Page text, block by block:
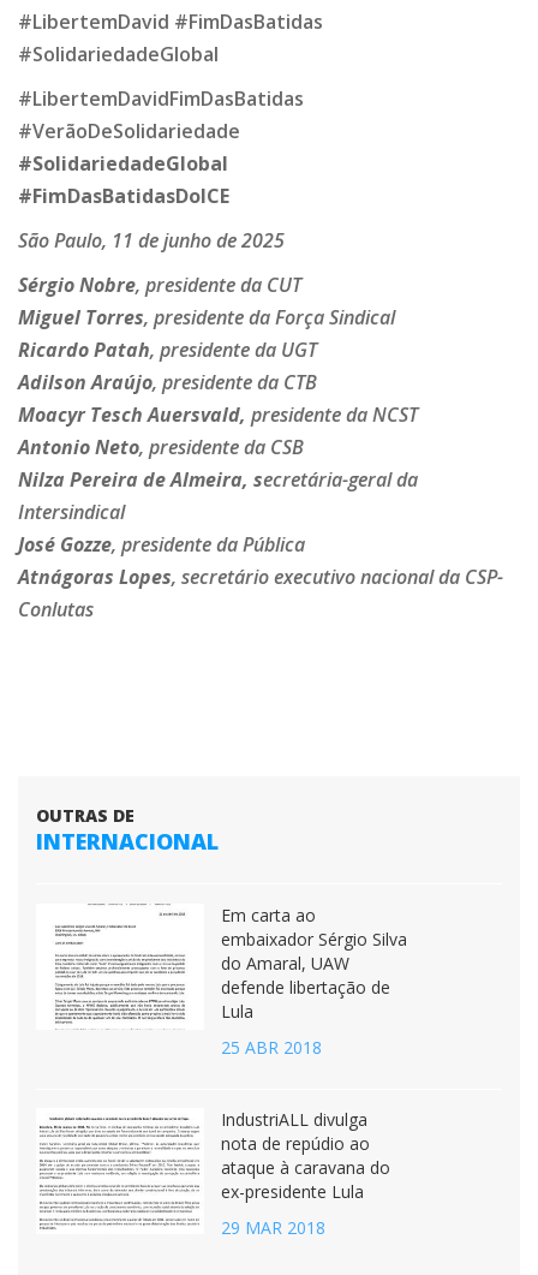
#LibertemDavid #FimDasBatidas
#SolidariedadeGlobal
#LibertemDavidFimDasBatidas
#VerãoDeSolidariedade
#SolidariedadeGlobal
#FimDasBatidasDoICE
São Paulo, 11 de junho de 2025
Sérgio Nobre, presidente da CUT
Miguel Torres, presidente da Força Sindical
Ricardo Patah, presidente da UGT
Adilson Araújo, presidente da CTB
Moacyr Tesch Auersvald, presidente da NCST
Antonio Neto, presidente da CSB
Nilza Pereira de Almeira, secretária-geral da
Intersindical
José Gozze, presidente da Pública
Atnágoras Lopes, secretário executivo nacional da CSP-
Conlutas
OUTRAS DE
INTERNACIONAL
Em carta ao
embaixador Sérgio Silva
do Amaral, UAW
defende libertação de
Lula
25 ABR 2018
IndustriALL divulga
nota de repúdio ao
ataque à caravana do
ex-presidente Lula
29 MAR 2018